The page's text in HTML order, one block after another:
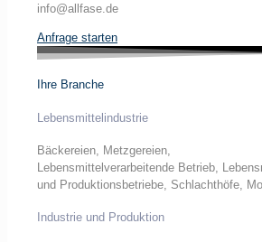
info@allfase.de
Anfrage starten
Ihre Branche
Lebensmittelindustrie
Bäckereien, Metzgereien,
Lebensmittelverarbeitende Betrieb,
und Produktionsbetriebe, Schlachthöfe,
Industrie und Produktion